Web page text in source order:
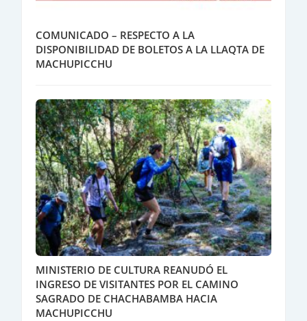
COMUNICADO – RESPECTO A LA
DISPONIBILIDAD DE BOLETOS A LA LLAQTA DE
MACHUPICCHU
MINISTERIO DE CULTURA REANUDÓ EL
INGRESO DE VISITANTES POR EL CAMINO
SAGRADO DE CHACHABAMBA HACIA
MACHUPICCHU